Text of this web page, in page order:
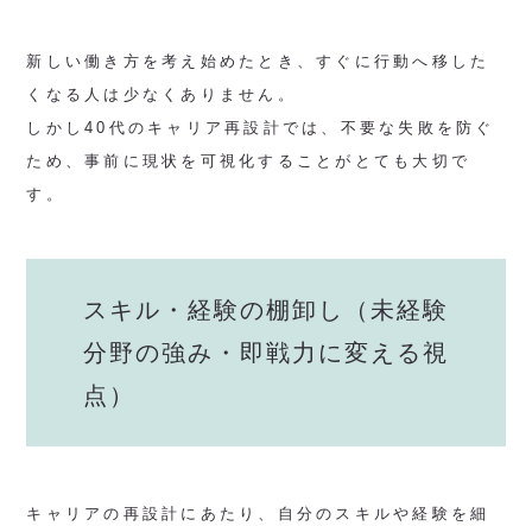
新しい働き方を考え始めたとき、すぐに行動へ移した
くなる人は少なくありません。
しかし40代のキャリア再設計では、不要な失敗を防ぐ
ため、事前に現状を可視化することがとても大切で
す。
スキル・経験の棚卸し（未経験
分野の強み・即戦力に変える視
点）
キャリアの再設計にあたり、自分のスキルや経験を細